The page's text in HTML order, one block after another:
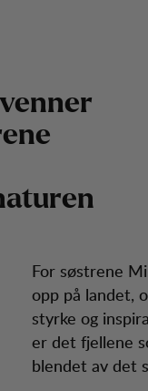
For søstrene
opp på landet,
styrke og
er det fjellene
blendet av det